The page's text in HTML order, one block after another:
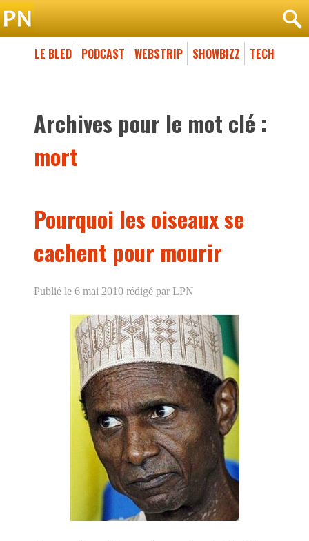
LE BLED PODCAST WEBSTRIP SHOWBIZZ TECH
Archives pour le mot clé :
mort
Pourquoi les oiseaux se
cachent pour mourir
Publié le 6 mai 2010 rédigé par LPN